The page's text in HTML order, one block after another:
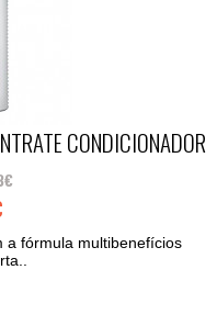
CONDICIONADOR
a fórmula multibenefícios